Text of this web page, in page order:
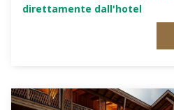
direttamente dall'hotel